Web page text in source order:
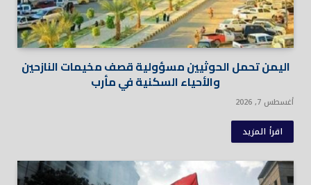
اليمن تحمل الحوثيين مسؤولية قصف مخيمات النازحين
والأحياء السكنية في مأرب
أغسطس 7, 2026
اقرأ المزيد